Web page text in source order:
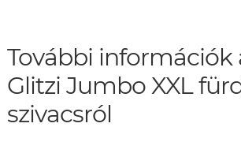
További információk
Glitzi Jumbo XXL
szivacsról